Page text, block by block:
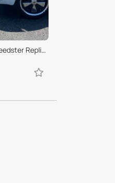
1955 Porsche 356 356 Speedster Replica